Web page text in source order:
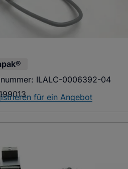
ILALC-0006392-04
für ein Angebot